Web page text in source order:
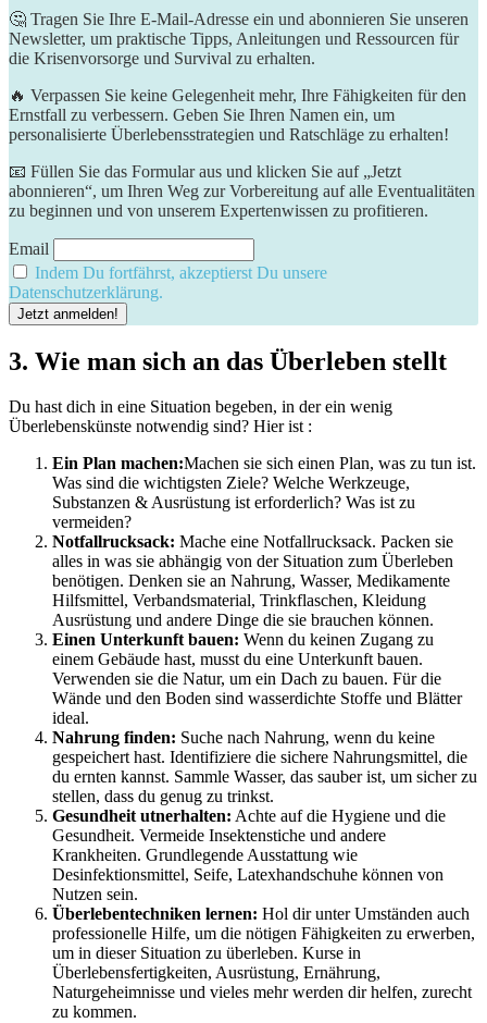
🤔 Tragen Sie Ihre E-Mail-Adresse ein und abonnieren Sie unseren
Newsletter, um praktische Tipps, Anleitungen und Ressourcen für
die Krisenvorsorge und Survival zu erhalten.
🔥 Verpassen Sie keine Gelegenheit mehr, Ihre Fähigkeiten für den
Ernstfall zu verbessern. Geben Sie Ihren Namen ein, um
personalisierte Überlebensstrategien und Ratschläge zu erhalten!
📧 Füllen Sie das Formular aus und klicken Sie auf „Jetzt
abonnieren“, um Ihren Weg zur Vorbereitung auf alle Eventualitäten
zu beginnen und von unserem Expertenwissen zu profitieren.
Email
Indem Du fortfährst, akzeptierst Du unsere
Datenschutzerklärung.
3. Wie man sich an das Überleben stellt
Du hast dich in eine Situation begeben, in der ein wenig
Überlebenskünste notwendig sind? Hier ist :
Ein Plan machen:Machen sie sich einen Plan, was zu tun ist.
Was sind die wichtigsten Ziele? Welche Werkzeuge,
Substanzen & Ausrüstung ist erforderlich? Was ist zu
vermeiden?
Notfallrucksack: Mache eine Notfallrucksack. Packen sie
alles in was sie abhängig von der Situation zum Überleben
benötigen. Denken sie an Nahrung, Wasser, Medikamente
Hilfsmittel, Verbandsmaterial, Trinkflaschen, Kleidung
Ausrüstung und andere Dinge die sie brauchen können.
Einen Unterkunft bauen: Wenn du keinen Zugang zu
einem Gebäude hast, musst du eine Unterkunft bauen.
Verwenden sie die Natur, um ein Dach zu bauen. Für die
Wände und den Boden sind wasserdichte Stoffe und Blätter
ideal.
Nahrung finden: Suche nach Nahrung, wenn du keine
gespeichert hast. Identifiziere die sichere Nahrungsmittel, die
du ernten kannst. Sammle Wasser, das sauber ist, um sicher zu
stellen, dass du genug zu trinkst.
Gesundheit utnerhalten: Achte auf die Hygiene und die
Gesundheit. Vermeide Insektenstiche und andere
Krankheiten. Grundlegende Ausstattung wie
Desinfektionsmittel, Seife, Latexhandschuhe können von
Nutzen sein.
Überlebentechniken lernen: Hol dir unter Umständen auch
professionelle Hilfe, um die nötigen Fähigkeiten zu erwerben,
um in dieser Situation zu überleben. Kurse in
Überlebensfertigkeiten, Ausrüstung, Ernährung,
Naturgeheimnisse und vieles mehr werden dir helfen, zurecht
zu kommen.